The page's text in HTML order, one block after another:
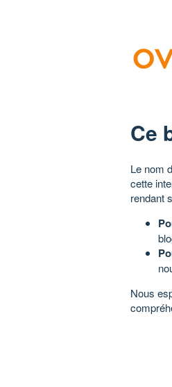
Ce
Le nom
cette
rendant
Nous